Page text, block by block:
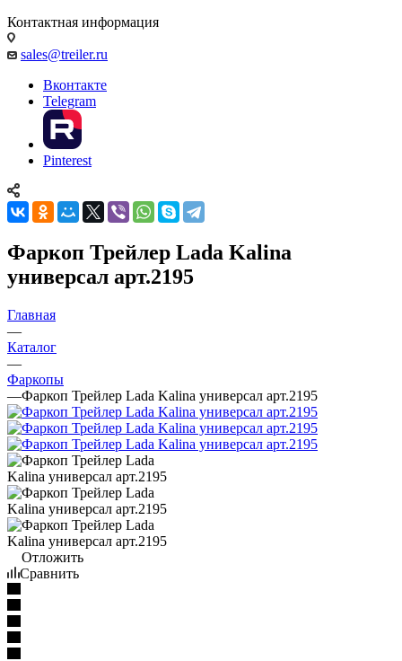
Контактная информация
sales@treiler.ru
Вконтакте
Telegram
Pinterest
Фаркоп Трейлер Lada Kalina
универсал арт.2195
Главная
—
Каталог
—
Фаркопы
—Фаркоп Трейлер Lada Kalina универсал арт.2195
Отложить
Сравнить